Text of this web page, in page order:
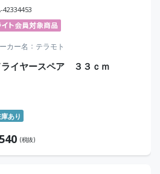
42334453
カー名 テラモト
ライヤースペア ３３ｃｍ
あり
540 (税抜)